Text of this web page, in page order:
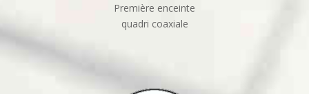
Première enceinte
quadri coaxiale